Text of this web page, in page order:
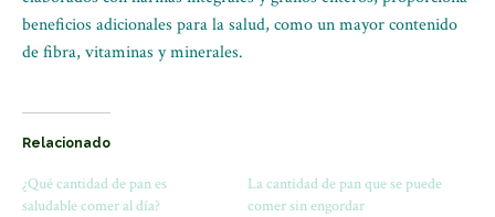
beneficios adicionales para la salud, como un mayor contenido
de fibra, vitaminas y minerales.
Relacionado
¿Qué cantidad de pan es
saludable comer al día?
La cantidad de pan que se puede
comer sin engordar